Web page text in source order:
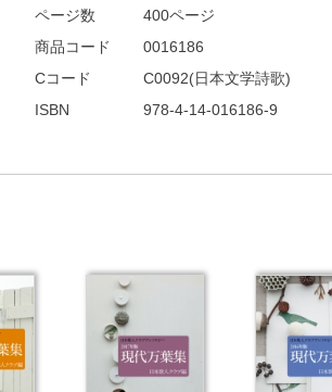
ページ数
400ページ
商品コード
0016186
Cコード
C0092(日本文学詩歌)
ISBN
978-4-14-016186-9